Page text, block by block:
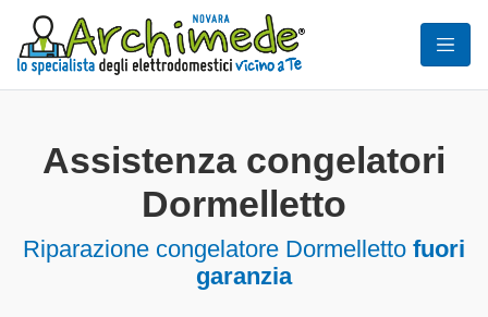
Assistenza congelatori
Dormelletto
Riparazione congelatore Dormelletto fuori
garanzia